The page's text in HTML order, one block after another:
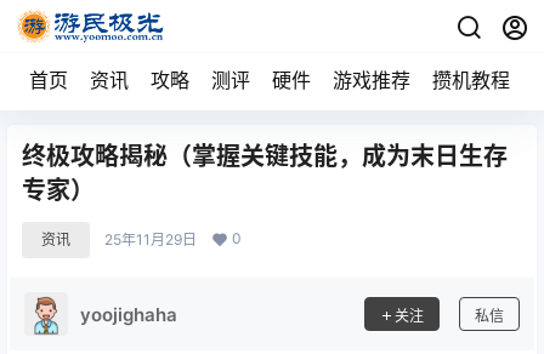
首页 资讯 攻略 测评 硬件 游戏推荐 攒机教程
终极攻略揭秘（掌握关键技能，成为末日生存
专家）
资讯 25年11月29日 0
yoojighaha 关注 私信